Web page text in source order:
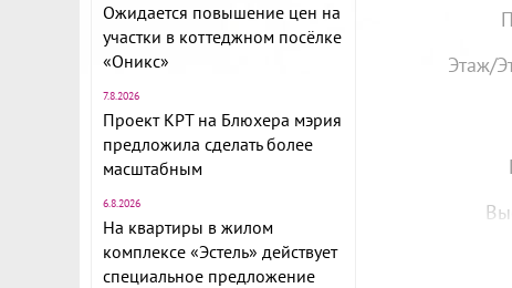
Ожидается повышение цен на
участки в коттеджном посёлке
«Оникс»
7.8.2026
Проект КРТ на Блюхера мэрия
предложила сделать более
масштабным
6.8.2026
На квартиры в жилом
комплексе «Эстель» действует
специальное предложение
Этаж/